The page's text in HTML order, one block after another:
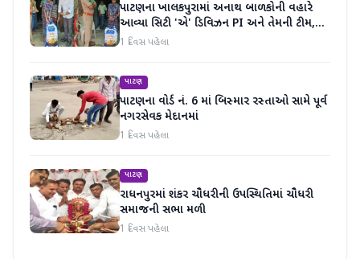
પાટણના ખાલકપુરામાં અનાથ બાળકોની વહારે
આવ્યા સિટી 'એ' ડિવિઝન PI અને તેમની ટીમ,
માનવતા મહેકી
1 દિવસ પહેલા
પાટણ
પાટણના વોર્ડ નં. 6 માં બિસ્માર રસ્તાઓ સામે પૂર્વ
નગરસેવક મેદાનમાં
1 દિવસ પહેલા
પાટણ
રાધનપુરમાં શંકર ચૌધરીની ઉપસ્થિતિમાં ચૌધરી
સમાજની સભા મળી
1 દિવસ પહેલા